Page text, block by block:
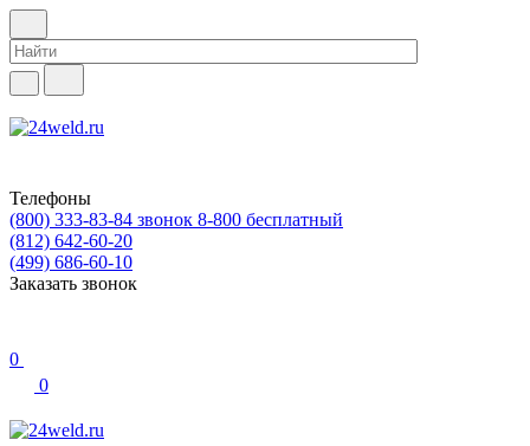
Телефоны
(800) 333-83-84 звонок 8-800 бесплатный
(812) 642-60-20
(499) 686-60-10
Заказать звонок
0
0